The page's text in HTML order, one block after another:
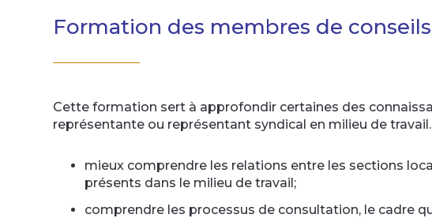
Formation des membres de
Cette formation sert à approfondir certaines des
représentante ou représentant syndical en milieu de
mieux comprendre les relations entre les sections
présents dans le milieu de travail;
comprendre les processus de consultation, le cadre